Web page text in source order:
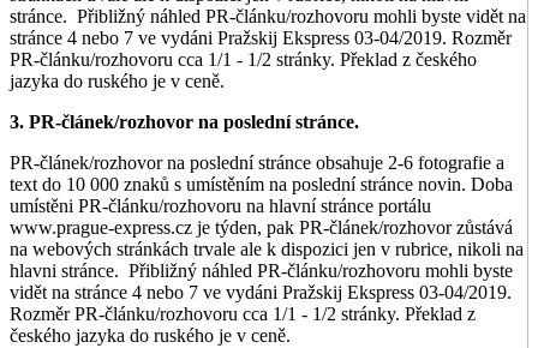
stránce. Přibližný náhled PR-článku/rozhovoru mohli byste vidět na
stránce 4 nebo 7 ve vydáni Pražskij Ekspress 03-04/2019. Rozměr
PR-článku/rozhovoru cca 1/1 - 1/2 stránky. Překlad z českého
jazyka do ruského je v ceně.
3. PR-článek/rozhovor na poslední stránce.
PR-článek/rozhovor na poslední stránce obsahuje 2-6 fotografie a
text do 10 000 znaků s umístěním na poslední stránce novin. Doba
umístěni PR-článku/rozhovoru na hlavní stránce portálu
www.prague-express.cz je týden, pak PR-článek/rozhovor zůstává
na webových stránkách trvale ale k dispozici jen v rubrice, nikoli na
hlavni stránce. Přibližný náhled PR-článku/rozhovoru mohli byste
vidět na stránce 4 nebo 7 ve vydáni Pražskij Ekspress 03-04/2019.
Rozměr PR-článku/rozhovoru cca 1/1 - 1/2 stránky. Překlad z
českého jazyka do ruského je v ceně.